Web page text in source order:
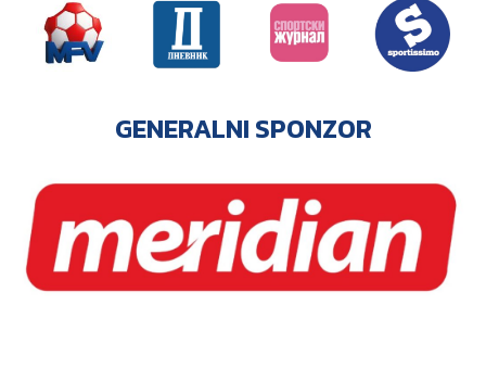
GENERALNI SPONZOR